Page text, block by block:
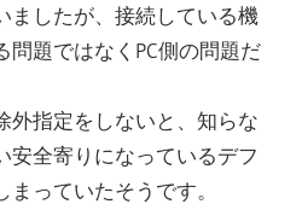
ましたが、接続している機
問題ではなくPC側の問題だ
指定をしないと、知らな
安全寄りになっているデフ
っていたそうです。